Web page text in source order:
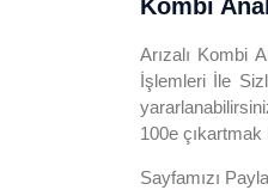
Kombi
Arızalı Kombi
İşlemleri İle
100e çıkartmak
Sayfamızı